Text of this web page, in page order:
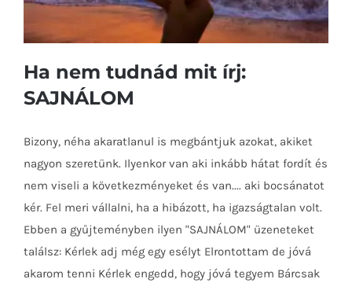
Ha nem tudnád mit írj: SAJNÁLOM
Ha nem tudnád mit írj:
SAJNÁLOM
Bizony, néha akaratlanul is megbántjuk azokat, akiket
nagyon szeretünk. Ilyenkor van aki inkább hátat fordít és
nem viseli a következményeket és van.... aki bocsánatot
kér. Fel meri vállalni, ha a hibázott, ha igazságtalan volt.
Ebben a gyűjteményben ilyen "SAJNÁLOM" üzeneteket
találsz: Kérlek adj még egy esélyt Elrontottam de jóvá
akarom tenni Kérlek engedd, hogy jóvá tegyem Bárcsak